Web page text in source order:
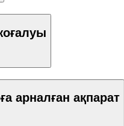
арналған ақпарат